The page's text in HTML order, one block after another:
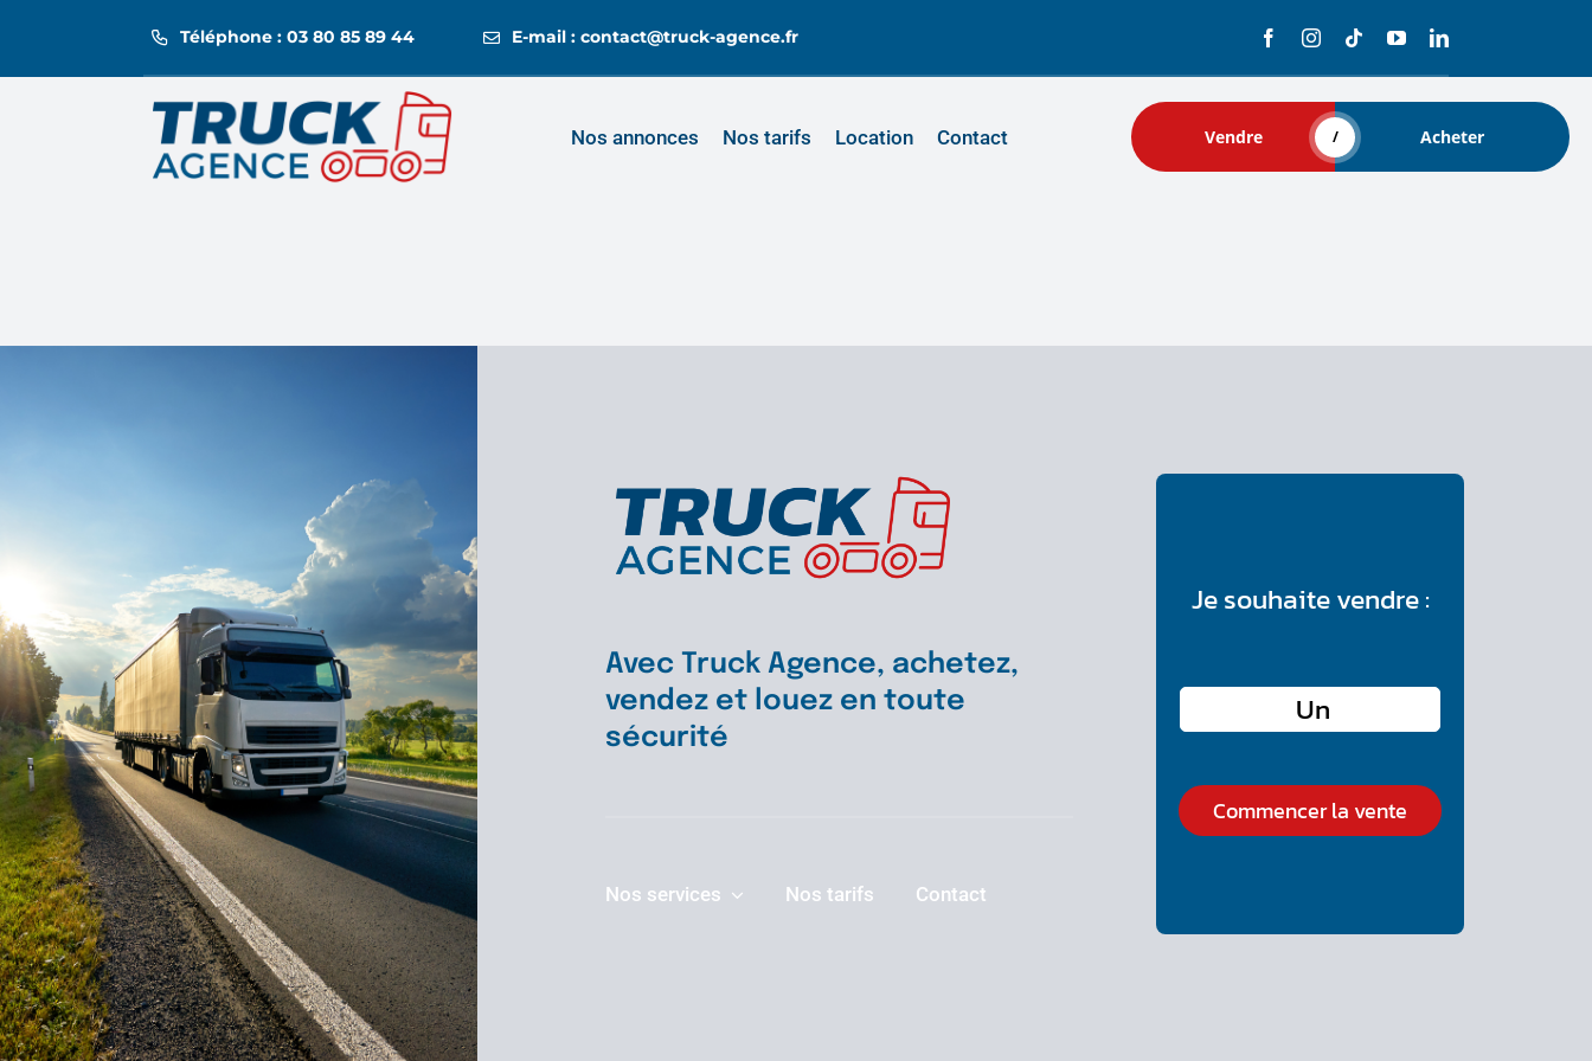
Téléphone : 03 80 85 89 44 E-mail : contact@truck-agence.fr
Nos annonces Nos tarifs Location Contact Vendre Acheter
/
Avec Truck Agence, achetez,
vendez et louez en toute
sécurité
Nos services Nos tarifs Contact
Je souhaite vendre :
Commencer la vente